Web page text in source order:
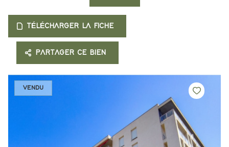
TÉLÉCHARGER LA FICHE
PARTAGER CE BIEN
VENDU